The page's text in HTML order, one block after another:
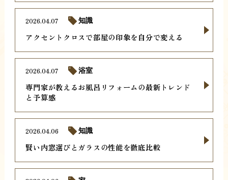
アクセントクロスで部屋の印象を自分で変える
2026.04.07 知識
専門家が教えるお風呂リフォームの最新トレンド
と予算感
2026.04.07 浴室
賢い内窓選びとガラスの性能を徹底比較
2026.04.06 知識